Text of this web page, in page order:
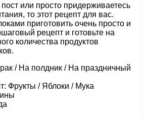
или просто придерживаетесь
то этот рецепт для вас.
приготовить очень просто и
рецепт и готовьте на
количества продуктов
/ На полдник / На праздничный
Фрукты / Яблоки / Мука